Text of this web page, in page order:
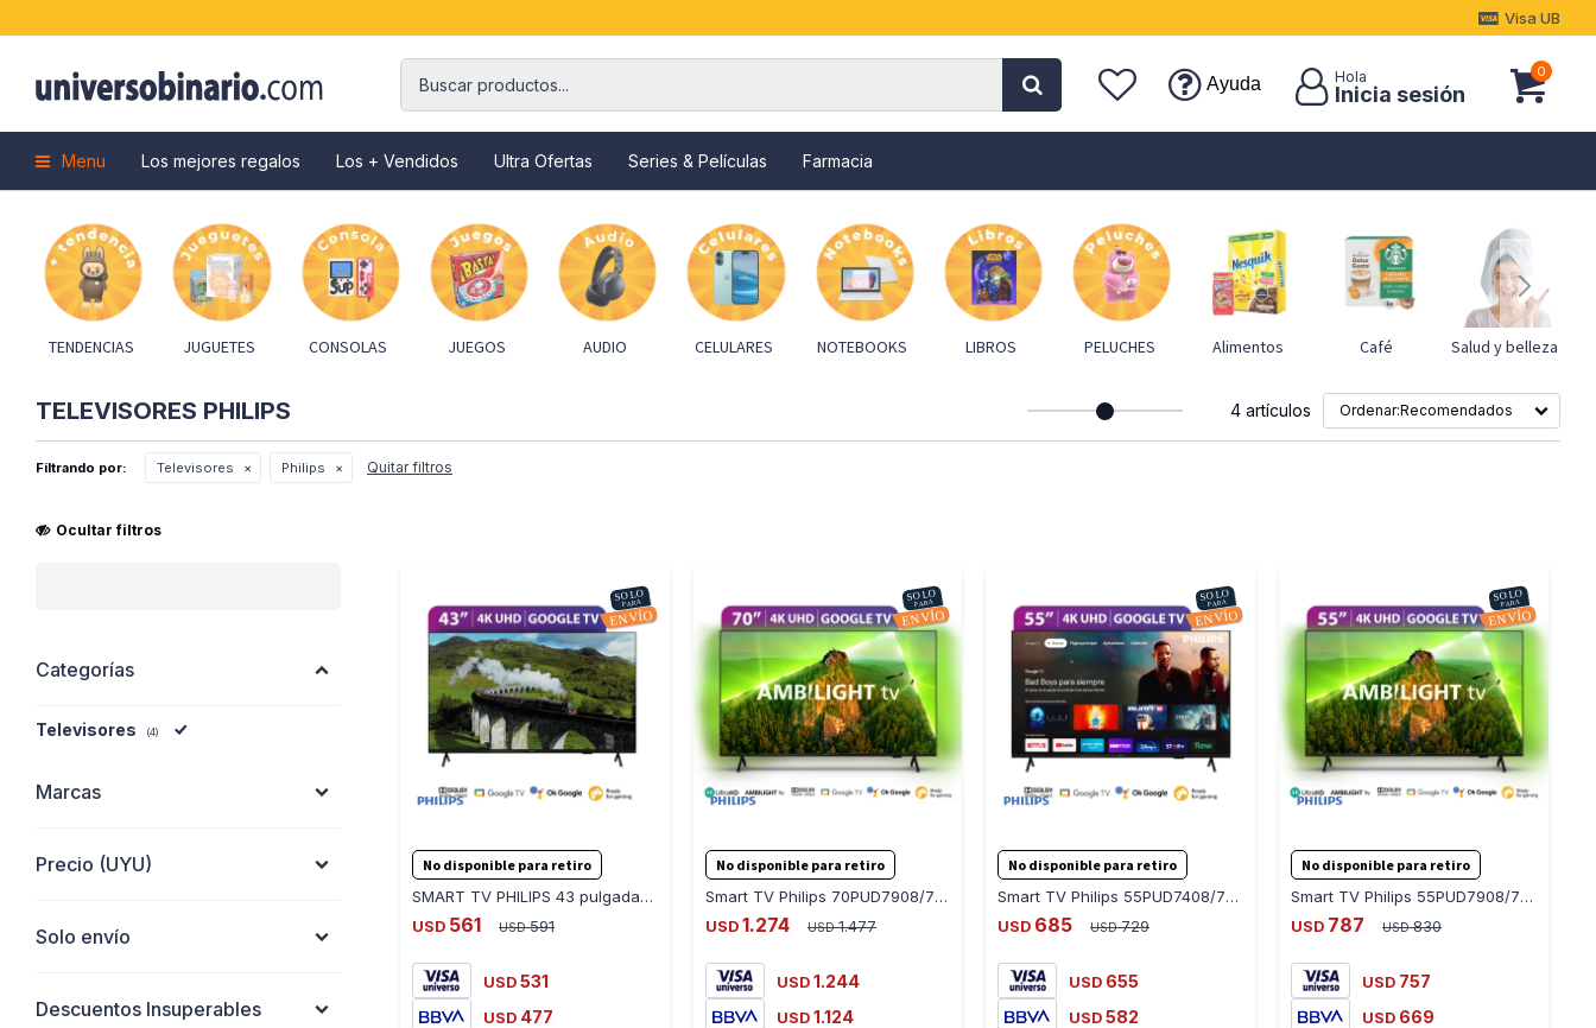
Menu Los mejores regalos Los + Vendidos Ultra Ofertas Series & Películas Farmacia
Ayuda
0
Visa UB
TENDENCIAS JUGUETES CONSOLAS JUEGOS AUDIO CELULARES NOTEBOOKS LIBROS PELUCHES Alimentos Café Salud y belleza
TELEVISORES PHILIPS 4 artículos Recomendados
Filtrando por: Televisores Philips Quitar filtros
No disponible para retiro
SMART TV PHILIPS 43 pulgadas 4K UHD 43PUD7408/77
USD 561 USD 591
USD 531
USD 477
No disponible para retiro
Smart TV Philips 70PUD7908/77 70 Google TV 4k Ambilight
USD 1.274 USD 1.477
USD 1.244
USD 1.124
No disponible para retiro
Smart TV Philips 55PUD7408/77 55 Google TV 4k
USD 685 USD 729
USD 655
USD 582
No disponible para retiro
Smart TV Philips 55PUD7908/77 Google TV 4k con Ambilight
USD 787 USD 830
USD 757
USD 669
Ocultar filtros
Categorías
Televisores (4)
Marcas
Precio (UYU)
Solo envío
Descuentos Insuperables